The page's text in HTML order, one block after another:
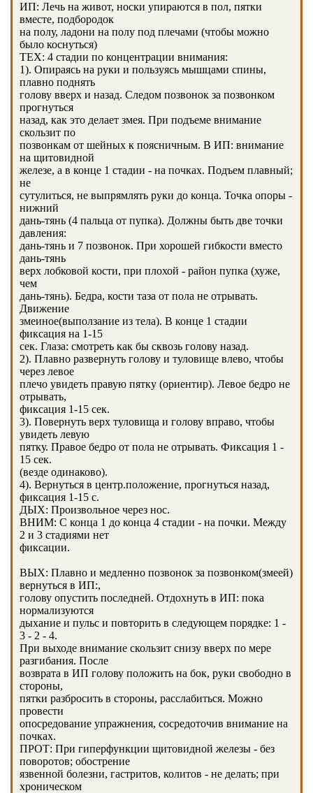
ИП: Лечь на живот, носки упираются в пол, пятки
вместе, подбородок
на полу, ладони на полу под плечами (чтобы можно
было коснуться)
ТЕХ: 4 стадии по концентрации внимания:
1). Опираясь на руки и пользуясь мышцами спины,
плавно поднять
голову вверх и назад. Следом позвонок за позвонком
прогнуться
назад, как это делает змея. При подъеме внимание
скользит по
позвонкам от шейных к поясничным. В ИП: внимание
на щитовидной
железе, а в конце 1 стадии - на почках. Подъем плавный;
не
сутулиться, не выпрямлять руки до конца. Точка опоры -
нижний
дань-тянь (4 пальца от пупка). Должны быть две точки
давления:
дань-тянь и 7 позвонок. При хорошей гибкости вместо
дань-тянь
верх лобковой кости, при плохой - район пупка (хуже,
чем
дань-тянь). Бедра, кости таза от пола не отрывать.
Движение
змеиное(выползание из тела). В конце 1 стадии
фиксация на 1-15
сек. Глаза: смотреть как бы сквозь голову назад.
2). Плавно развернуть голову и туловище влево, чтобы
через левое
плечо увидеть правую пятку (ориентир). Левое бедро не
отрывать,
фиксация 1-15 сек.
3). Повернуть верх туловища и голову вправо, чтобы
увидеть левую
пятку. Правое бедро от пола не отрывать. Фиксация 1 -
15 сек.
(везде одинаково).
4). Вернуться в центр.положение, прогнуться назад,
фиксация 1-15 с.
ДЫХ: Произвольное через нос.
ВНИМ: С конца 1 до конца 4 стадии - на почки. Между
2 и 3 стадиями нет
фиксации.
ВЫХ: Плавно и медленно позвонок за позвонком(змеей)
вернуться в ИП:,
голову опустить последней. Отдохнуть в ИП: пока
нормализуются
дыхание и пульс и повторить в следующем порядке: 1 -
3 - 2 - 4.
При выходе внимание скользит снизу вверх по мере
разгибания. После
возврата в ИП голову положить на бок, руки свободно в
стороны,
пятки разбросить в стороны, расслабиться. Можно
провести
опосредование упражнения, сосредоточив внимание на
почках.
ПРОТ: При гиперфункции щитовидной железы - без
поворотов; обострение
язвенной болезни, гастритов, колитов - не делать; при
хроническом